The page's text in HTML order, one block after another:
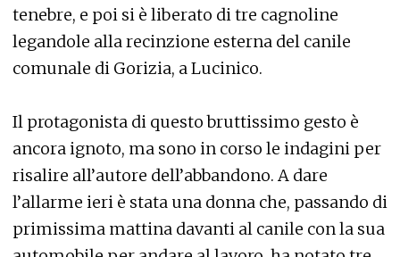
tenebre, e poi si è liberato di tre cagnoline
legandole alla recinzione esterna del canile
comunale di Gorizia, a Lucinico.
Il protagonista di questo bruttissimo gesto è
ancora ignoto, ma sono in corso le indagini per
risalire all’autore dell’abbandono. A dare
l’allarme ieri è stata una donna che, passando di
primissima mattina davanti al canile con la sua